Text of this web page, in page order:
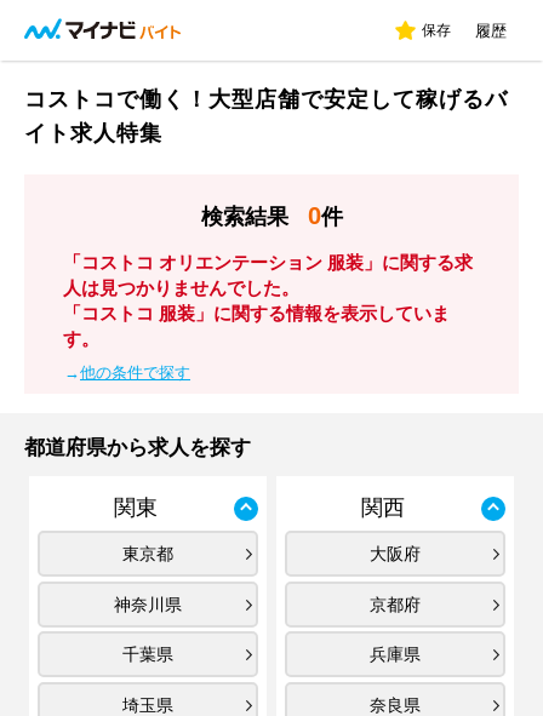
保存 履歴
コストコで働く！大型店舗で安定して稼げるバ
イト求人特集
検索結果 0件
「コストコ オリエンテーション 服装」に関する求
人は見つかりませんでした。
「コストコ 服装」に関する情報を表示していま
す。
→他の条件で探す
都道府県から求人を探す
関東
東京都
神奈川県
千葉県
埼玉県
関西
大阪府
京都府
兵庫県
奈良県